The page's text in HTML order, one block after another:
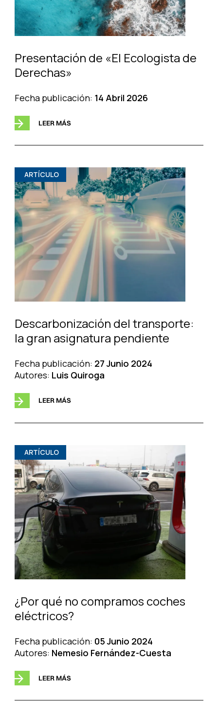
Presentación de «El Ecologista de
Derechas»
Fecha publicación: 14 Abril 2026
LEER MÁS
ARTÍCULO
Descarbonización del transporte:
la gran asignatura pendiente
Fecha publicación: 27 Junio 2024
Autores: Luis Quiroga
LEER MÁS
ARTÍCULO
¿Por qué no compramos coches
eléctricos?
Fecha publicación: 05 Junio 2024
Autores: Nemesio Fernández-Cuesta
LEER MÁS